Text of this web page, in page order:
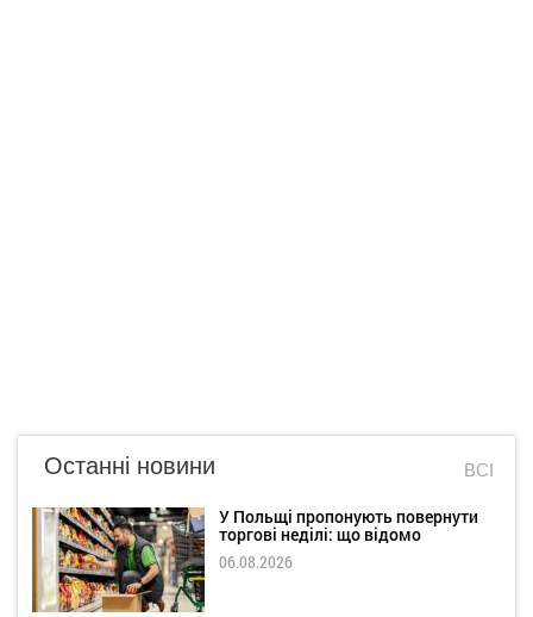
Останні новини ВСІ
У Польщі пропонують повернути
торгові неділі: що відомо
06.08.2026